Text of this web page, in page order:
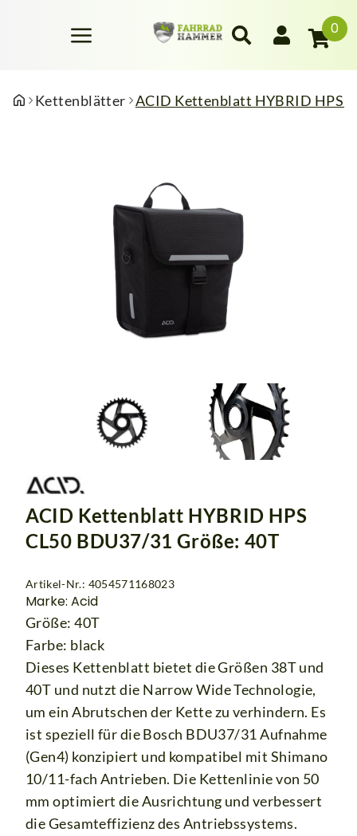
0
Kettenblätter ACID Kettenblatt HYBRID HPS
ACID Kettenblatt HYBRID HPS
CL50 BDU37/31 Größe: 40T
Artikel-Nr.: 4054571168023
Marke: Acid
Größe: 40T
Farbe: black
Dieses Kettenblatt bietet die Größen 38T und
40T und nutzt die Narrow Wide Technologie,
um ein Abrutschen der Kette zu verhindern. Es
ist speziell für die Bosch BDU37/31 Aufnahme
(Gen4) konzipiert und kompatibel mit Shimano
10/11-fach Antrieben. Die Kettenlinie von 50
mm optimiert die Ausrichtung und verbessert
die Gesamteffizienz des Antriebssystems.